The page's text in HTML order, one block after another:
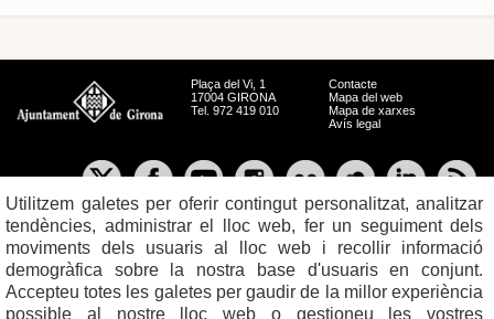
Plaça del Vi, 1
17004 GIRONA
Tel. 972 419 010
Contacte
Mapa del web
Mapa de xarxes
Avís legal
Utilitzem galetes per oferir contingut personalitzat, analitzar
tendències, administrar el lloc web, fer un seguiment dels
moviments dels usuaris al lloc web i recollir informació
demogràfica sobre la nostra base d'usuaris en conjunt.
Accepteu totes les galetes per gaudir de la millor experiència
possible al nostre lloc web o gestioneu les vostres